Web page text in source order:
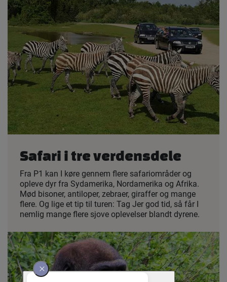
Safari i tre verdensdele
Fra P1 kan I køre gennem flere safariområder og
opleve dyr fra Sydamerika, Nordamerika og Afrika.
Mød bisoner, antiloper, zebraer, giraffer og mange
flere. Og lige et tip til turen: Tag Jer god tid, så får I
nemlig mange flere sjove oplevelser blandt dyrene.